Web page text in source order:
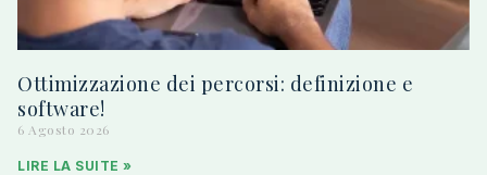
Ottimizzazione dei percorsi: definizione e
software!
6 Agosto 2026
LIRE LA SUITE »